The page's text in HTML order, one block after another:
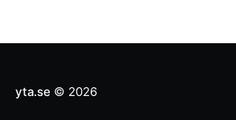
yta.se © 2026